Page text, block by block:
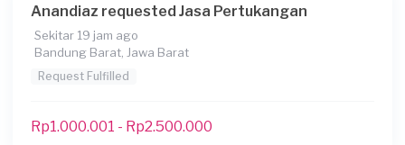
David requested Jasa Pertukangan
Sekitar 22 jam yang lalu
Bekasi Kota, Jawa Barat
Request Fulfilled
Kurang dari Rp1.000.000
Anandiaz requested Jasa Pertukangan
Sekitar 19 jam ago
Bandung Barat, Jawa Barat
Request Fulfilled
Rp1.000.001 - Rp2.500.000